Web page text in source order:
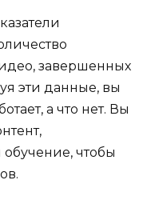
завершенных
эти данные, вы
а что нет. Вы
чтобы